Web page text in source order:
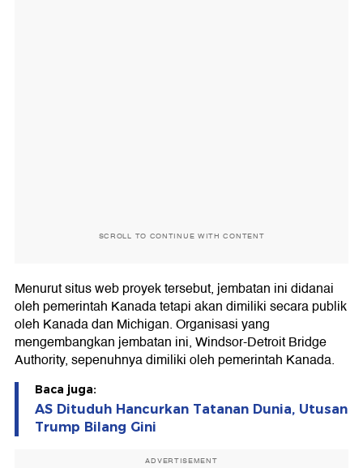
SCROLL TO CONTINUE WITH CONTENT
Menurut situs web proyek tersebut, jembatan ini didanai
oleh pemerintah Kanada tetapi akan dimiliki secara publik
oleh Kanada dan Michigan. Organisasi yang
mengembangkan jembatan ini, Windsor-Detroit Bridge
Authority, sepenuhnya dimiliki oleh pemerintah Kanada.
Baca juga:
AS Dituduh Hancurkan Tatanan Dunia, Utusan
Trump Bilang Gini
ADVERTISEMENT